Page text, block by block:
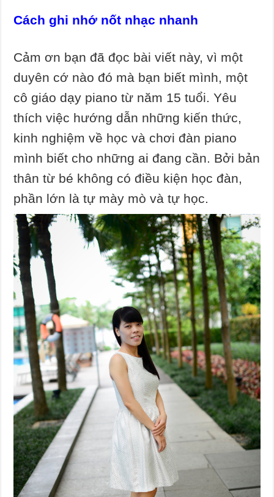
Cách ghi nhớ nốt nhạc nhanh
Cảm ơn bạn đã đọc bài viết này, vì một
duyên cớ nào đó mà bạn biết mình, một
cô giáo dạy piano từ năm 15 tuổi. Yêu
thích việc hướng dẫn những kiến thức,
kinh nghiệm về học và chơi đàn piano
mình biết cho những ai đang cần. Bởi bản
thân từ bé không có điều kiện học đàn,
phần lớn là tự mày mò và tự học.